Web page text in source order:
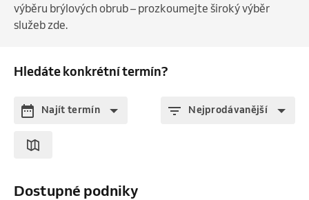
výběru brýlových obrub – prozkoumejte široký výběr
služeb zde.
Hledáte konkrétní termín?
Najít termín Nejprodávanější
Dostupné podniky